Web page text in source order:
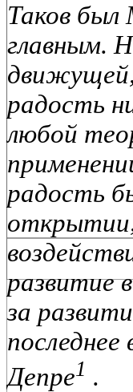
Таков был
главным.
радость
любой
радость
развитие
за
Депре1 .